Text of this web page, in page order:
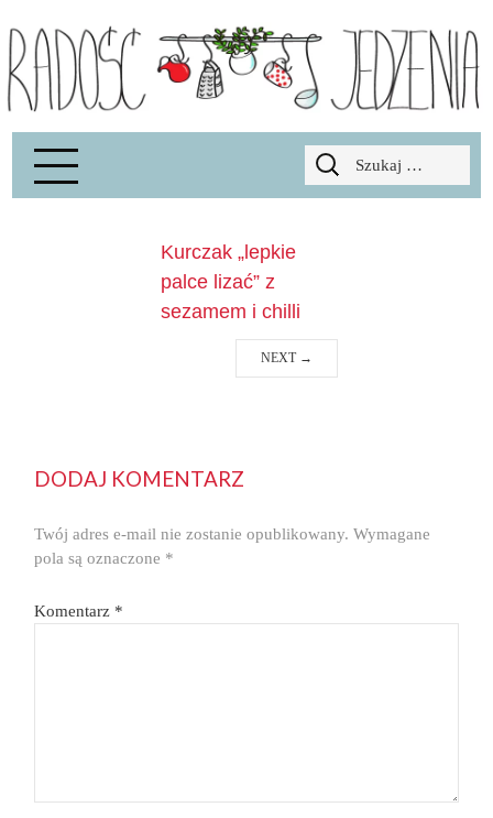
Radość Jedzenia – blog kulinarny
Szukaj:
Kurczak „lepkie
palce lizać” z
sezamem i chilli
NEXT →
DODAJ KOMENTARZ
Twój adres e-mail nie zostanie opublikowany. Wymagane
pola są oznaczone *
Komentarz *